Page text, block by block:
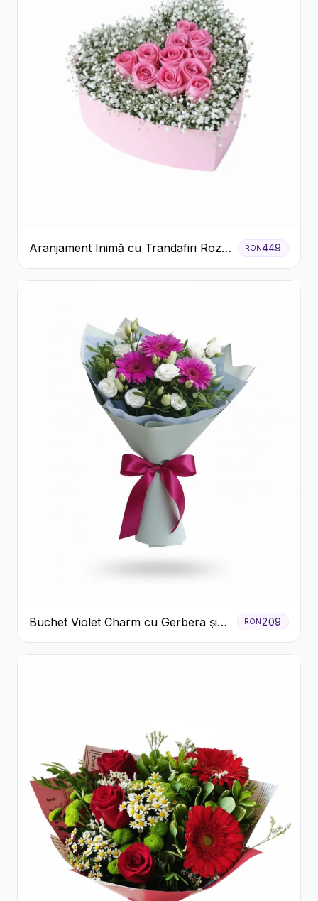
Aranjament Inimă cu Trandafiri Roz
și Gypsophila Albă
RON449
Buchet Violet Charm cu Gerbera și
Lisianthus Alb
RON 209